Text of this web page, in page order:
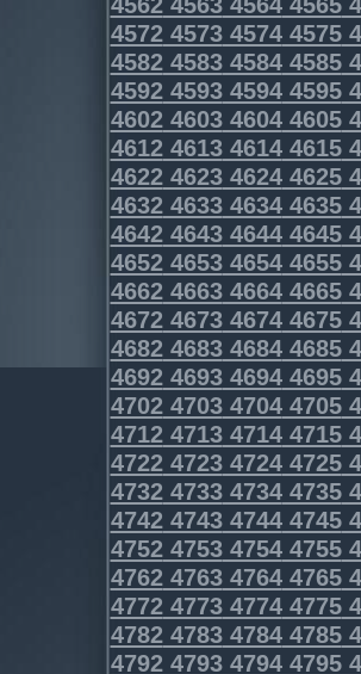
4572457345744575
4582458345844585
4592459345944595
4602460346044605
4612461346144615
4622462346244625
4632463346344635
4642464346444645
4652465346544655
4662466346644665
4672467346744675
4682468346844685
4692469346944695
4702470347044705
4712471347144715
4722472347244725
4732473347344735
4742474347444745
4752475347544755
4762476347644765
4772477347744775
4782478347844785
4792479347944795